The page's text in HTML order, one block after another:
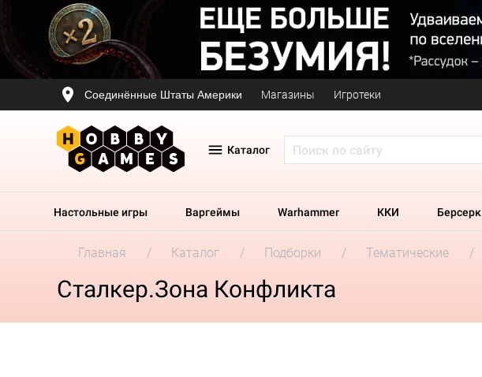
Соединённые Штаты Америки Магазины Игротеки
Каталог
Настольные игры Варгеймы Warhammer ККИ Берсерк
Главная Каталог Подборки Тематические
Сталкер.Зона Конфликта